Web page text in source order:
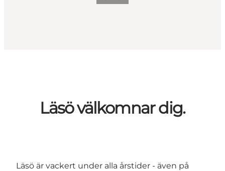
Läsö välkomnar dig.
Läsö är vackert under alla årstider - även på